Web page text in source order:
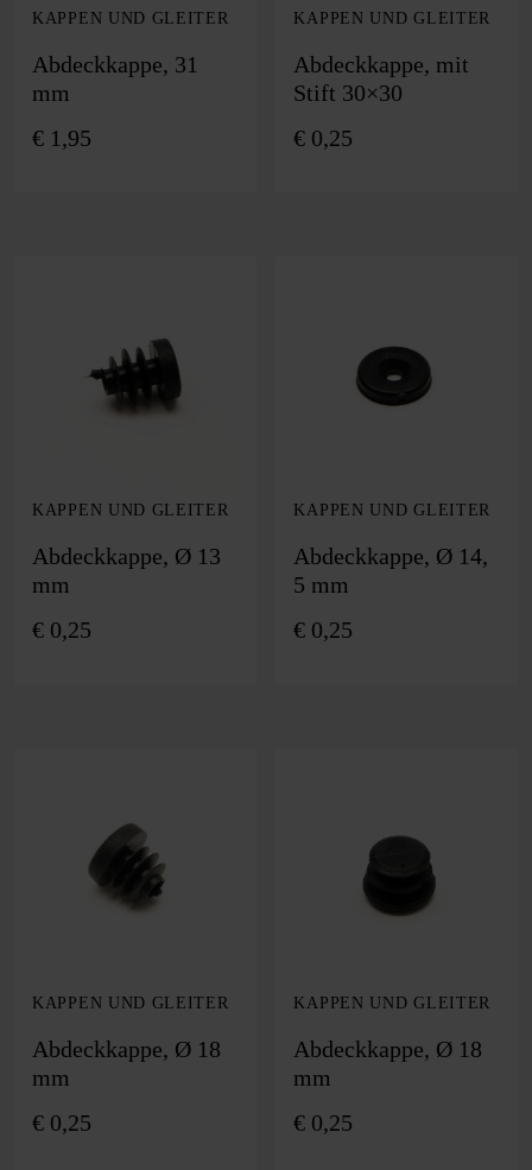
KAPPEN UND GLEITER
Abdeckkappe, 31
mm
€ 1,95
KAPPEN UND GLEITER
Abdeckkappe, mit
Stift 30×30
€ 0,25
KAPPEN UND GLEITER
Abdeckkappe, Ø 13
mm
€ 0,25
KAPPEN UND GLEITER
Abdeckkappe, Ø 14,
5 mm
€ 0,25
KAPPEN UND GLEITER
Abdeckkappe, Ø 18
mm
€ 0,25
KAPPEN UND GLEITER
Abdeckkappe, Ø 18
mm
€ 0,25